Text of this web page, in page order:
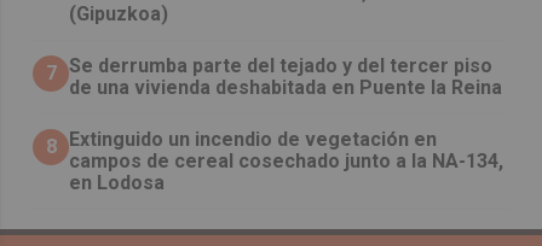
(Gipuzkoa)
7 Se derrumba parte del tejado y del tercer piso
de una vivienda deshabitada en Puente la Reina
8
Extinguido un incendio de vegetación en
campos de cereal cosechado junto a la NA-134,
en Lodosa